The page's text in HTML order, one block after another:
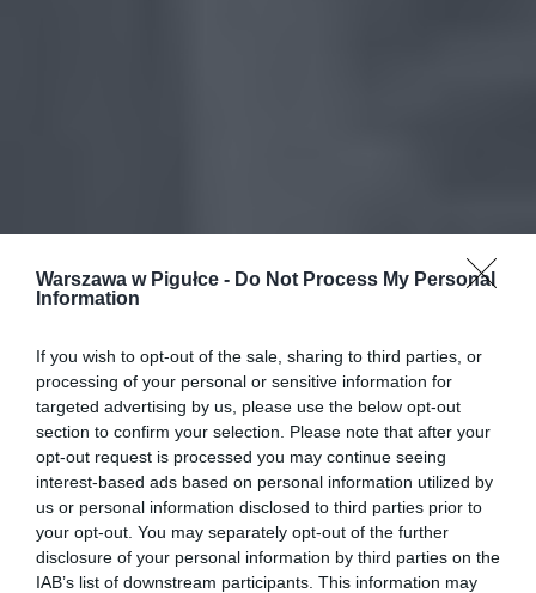
Warszawa w Pigułce - Do Not Process My Personal
Information
If you wish to opt-out of the sale, sharing to third parties, or
processing of your personal or sensitive information for
targeted advertising by us, please use the below opt-out
section to confirm your selection. Please note that after your
opt-out request is processed you may continue seeing
interest-based ads based on personal information utilized by
us or personal information disclosed to third parties prior to
your opt-out. You may separately opt-out of the further
disclosure of your personal information by third parties on the
IAB’s list of downstream participants. This information may